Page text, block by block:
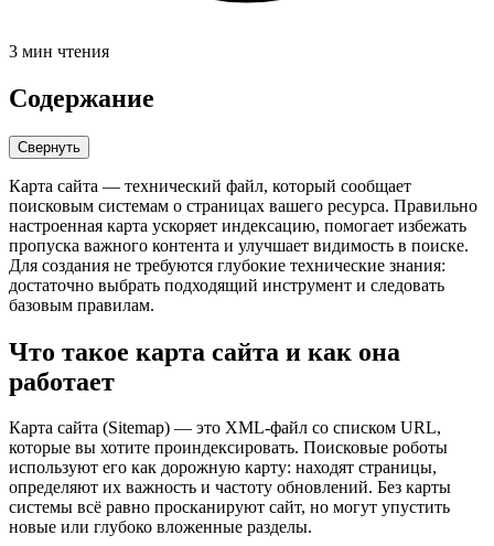
3 мин чтения
Содержание
Свернуть
Карта сайта — технический файл, который сообщает
поисковым системам о страницах вашего ресурса. Правильно
настроенная карта ускоряет индексацию, помогает избежать
пропуска важного контента и улучшает видимость в поиске.
Для создания не требуются глубокие технические знания:
достаточно выбрать подходящий инструмент и следовать
базовым правилам.
Что такое карта сайта и как она
работает
Карта сайта (Sitemap) — это XML-файл со списком URL,
которые вы хотите проиндексировать. Поисковые роботы
используют его как дорожную карту: находят страницы,
определяют их важность и частоту обновлений. Без карты
системы всё равно просканируют сайт, но могут упустить
новые или глубоко вложенные разделы.